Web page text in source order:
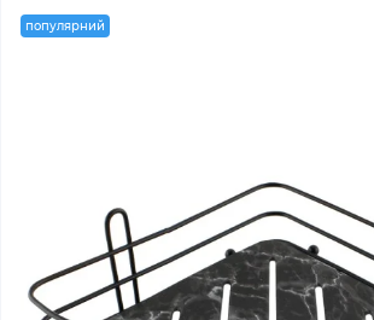
популярний